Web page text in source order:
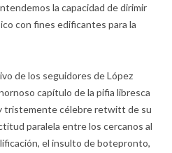
la capacidad de dirimir
con fines edificantes para la
de los seguidores de López
capítulo de la pifia libresca
tristemente célebre retwitt de su
paralela entre los cercanos al
el insulto de botepronto,